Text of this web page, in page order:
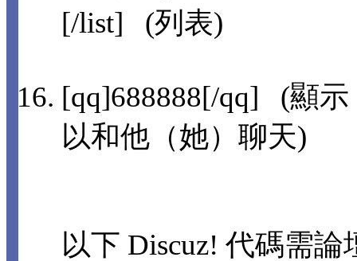
[/list] (列表)
[qq]688888[/qq] (顯
以和他（她）聊天)
以下 Discuz! 代碼需